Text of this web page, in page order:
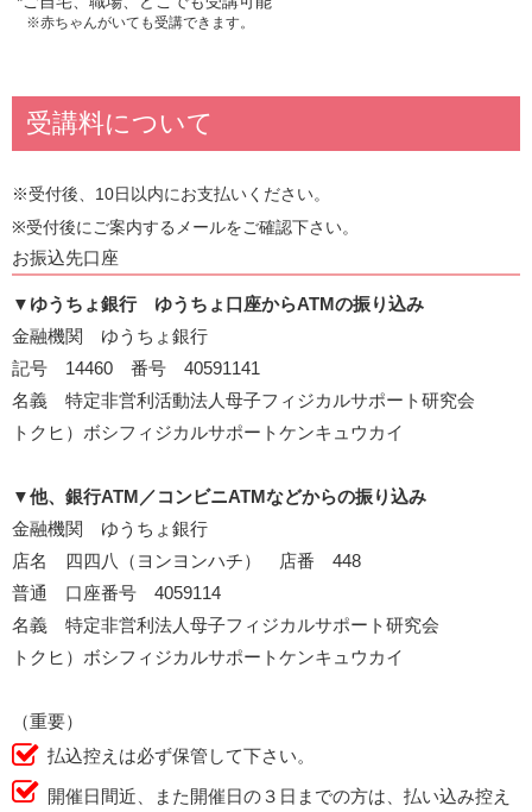
※赤ちゃんがいても受講できます。
受講料について
※受付後、10日以内にお支払いください。
※受付後にご案内するメールをご確認下さい。
お振込先口座
▼ ゆうちょ銀行 ゆうちょ口座からATMの振り込み
金融機関 ゆうちょ銀行
記号 14460 番号 40591141
名義 特定非営利活動法人母子フィジカルサポート研究会
トクヒ）ボシフィジカルサポートケンキュウカイ
▼他、銀行ATM／コンビニATMなどからの振り込み
金融機関 ゆうちょ銀行
店名 四四八（ヨンヨンハチ） 店番 448
普通 口座番号 4059114
名義 特定非営利法人母子フィジカルサポート研究会
トクヒ）ボシフィジカルサポートケンキュウカイ
（重要）
払込控えは必ず保管して下さい。
開催日間近、また開催日の３日までの方は、払い込み控え